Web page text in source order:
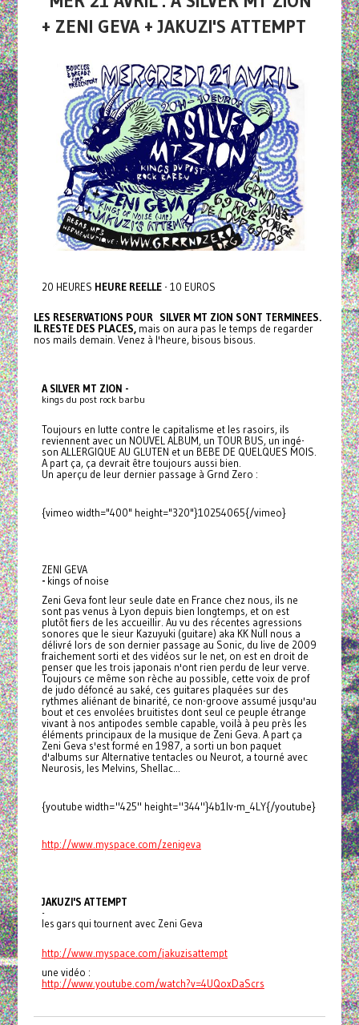
+ ZENI GEVA + JAKUZI'S ATTEMPT
20 HEURES HEURE REELLE- 10 EUROS
LES RESERVATIONS POUR SILVER MT ZION SONT TERMINEES.
IL RESTE DES PLACES, mais on aura pas le temps de regarder
nos mails demain. Venez à l'heure, bisous bisous.
A SILVER MT ZION -
kings du post rock barbu
Toujours en lutte contre le capitalisme et les rasoirs, ils
reviennent avec un NOUVEL ALBUM, un TOUR BUS, un ingé-
son ALLERGIQUE AU GLUTEN et un BEBE DE QUELQUES MOIS.
A part ça, ça devrait être toujours aussi bien.
Un aperçu de leur dernier passage à Grnd Zero :
{vimeo width="400" height="320"}10254065{/vimeo}
ZENI GEVA
-kings of noise
Zeni Geva font leur seule date en France chez nous, ils ne
sont pas venus à Lyon depuis bien longtemps, et on est
plutôt fiers de les accueillir. Au vu des récentes agressions
sonores que le sieur Kazuyuki (guitare) aka KK Null nous a
délivré lors de son dernier passage au Sonic, du live de 2009
fraichement sorti et des vidéos sur le net, on est en droit de
penser que les trois japonais n'ont rien perdu de leur verve.
Toujours ce même son rèche au possible, cette voix de prof
de judo défoncé au saké, ces guitares plaquées sur des
rythmes aliénant de binarité, ce non-groove assumé jusqu'au
bout et ces envolées bruitistes dont seul ce peuple étrange
vivant à nos antipodes semble capable, voilà à peu près les
éléments principaux de la musique de Zeni Geva. A part ça
Zeni Geva s'est formé en 1987, a sorti un bon paquet
d'albums sur Alternative tentacles ou Neurot, a tourné avec
Neurosis, les Melvins, Shellac...
{youtube width="425" height="344"}4b1lv-m_4LY{/youtube}
http://www.myspace.com/zenigeva
JAKUZI'S ATTEMPT
-
les gars qui tournent avec Zeni Geva
http://www.myspace.com/jakuzisattempt
une vidéo :
http://www.youtube.com/watch?v=4UQoxDaScrs